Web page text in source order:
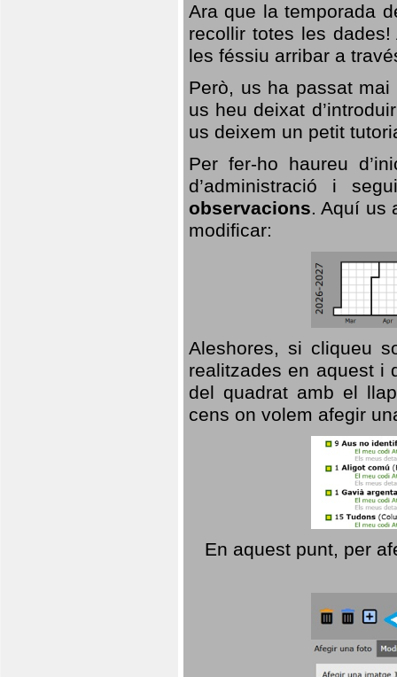
Ara que la temporada
recollir totes les
les féssiu arribar a
Però, us ha passat
us heu deixat
us deixem un petit
Per fer-ho haureu
d’administració i
observacions. Aquí us
modificar:
Aleshores, si cliqueu
realitzades en aquest i
del quadrat amb el
cens on volem afegir
En aquest punt, per